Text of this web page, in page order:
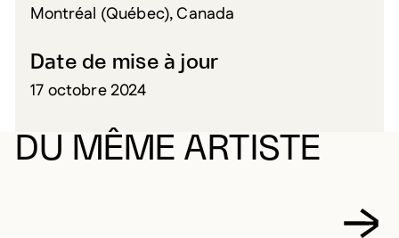
Montréal (Québec), Canada
Date de mise à jour
17 octobre 2024
DU MÊME ARTISTE